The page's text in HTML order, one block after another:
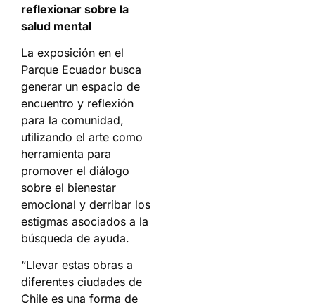
reflexionar sobre la
salud mental
La exposición en el
Parque Ecuador busca
generar un espacio de
encuentro y reflexión
para la comunidad,
utilizando el arte como
herramienta para
promover el diálogo
sobre el bienestar
emocional y derribar los
estigmas asociados a la
búsqueda de ayuda.
“Llevar estas obras a
diferentes ciudades de
Chile es una forma de